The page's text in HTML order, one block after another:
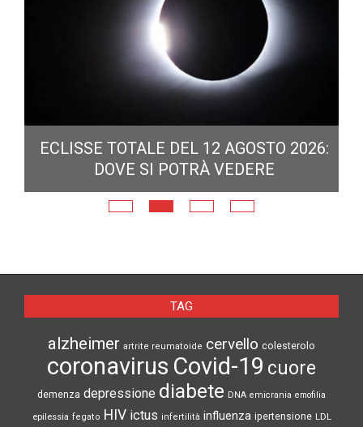
ECLISSE TOTALE DEL 12 AGOSTO 2026:
DOVE SI POTRÀ VEDERE
TAG
alzheimer artrite reumatoide cervello colesterolo
coronavirus Covid-19 cuore
demenza depressione diabete DNA emicrania emofilia
epilessia fegato HIV ictus infertilità influenza ipertensione LDL